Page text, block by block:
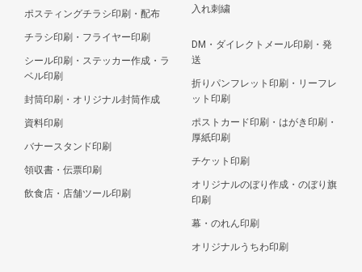
ポスティングチラシ印刷・配布
チラシ印刷・フライヤー印刷
シール印刷・ステッカー作成・ラ
ベル印刷
封筒印刷・オリジナル封筒作成
資料印刷
バナースタンド印刷
領収書・伝票印刷
飲食店・店舗ツール印刷
入れ刺繍
DM・ダイレクトメール印刷・発
送
折りパンフレット印刷・リーフレ
ット印刷
ポストカード印刷・はがき印刷・
厚紙印刷
チケット印刷
オリジナルのぼり作成・のぼり旗
印刷
幕・のれん印刷
オリジナルうちわ印刷